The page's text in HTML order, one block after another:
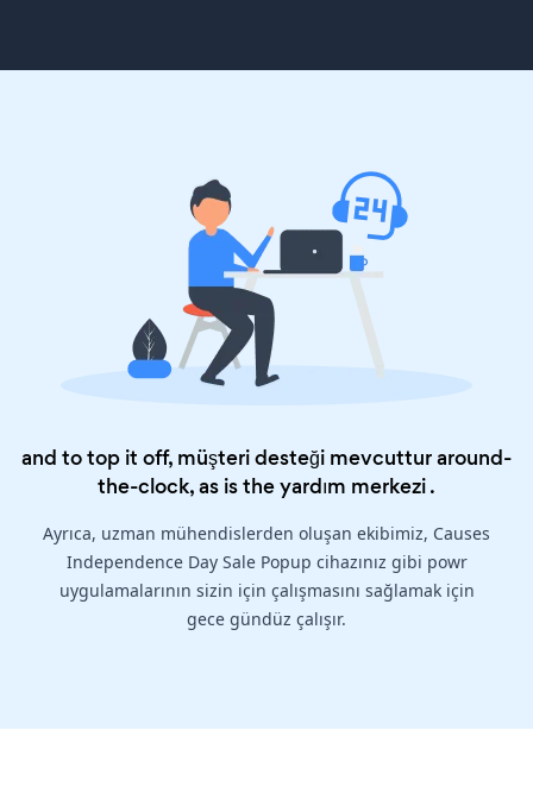
and to top it off, müşteri desteği mevcuttur around-
the-clock, as is theyardım merkezi.
Ayrıca, uzman mühendislerden oluşan ekibimiz, Causes
Independence Day Sale Popup cihazınız gibi powr
uygulamalarının sizin için çalışmasını sağlamak için
gece gündüz çalışır.